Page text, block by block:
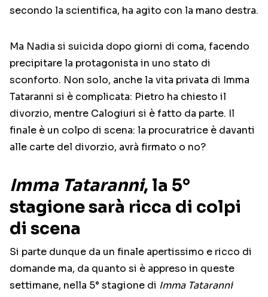
secondo la scientifica, ha agito con la mano destra.
Ma Nadia si suicida dopo giorni di coma, facendo
precipitare la protagonista in uno stato di
sconforto. Non solo, anche la vita privata di Imma
Tataranni si è complicata: Pietro ha chiesto il
divorzio, mentre Calogiuri si è fatto da parte. Il
finale è un colpo di scena: la procuratrice è davanti
alle carte del divorzio, avrà firmato o no?
Imma Tataranni, la 5°
stagione sarà ricca di colpi
di scena
Si parte dunque da un finale apertissimo e ricco di
domande ma, da quanto si è appreso in queste
settimane, nella 5° stagione di Imma Tataranni